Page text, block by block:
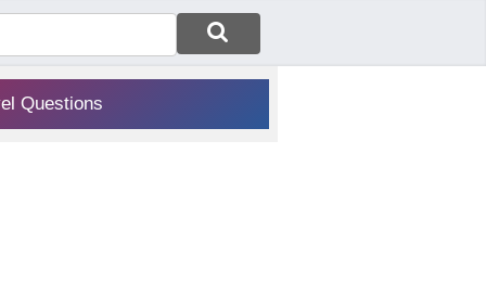
Questions